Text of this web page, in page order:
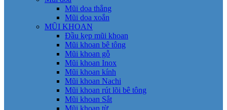
Mũi doa thẳng
Mũi doa xoắn
MŨI KHOAN
Đầu kẹp mũi khoan
Mũi khoan bê tông
Mũi khoan gỗ
Mũi khoan Inox
Mũi khoan kính
Mũi khoan Nachi
Mũi khoan rút lõi bê tông
Mũi khoan Sắt
Mũi khoan từ